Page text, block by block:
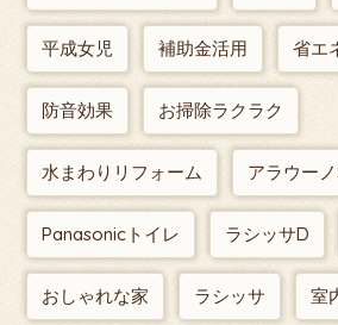
平成女児 補助金活用 省エ
防音効果 お掃除ラクラク
水まわりリフォーム アラウー
Panasonicトイレ ラシッサD
おしゃれな家 ラシッサ 室